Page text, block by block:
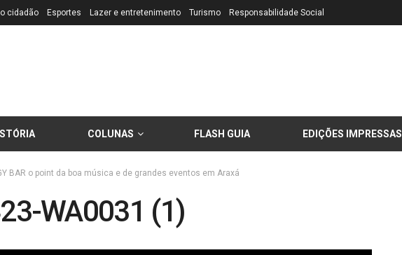
cidadão Esportes Lazer e entretenimento Turismo Responsabilidade Social
COLUNAS FLASH GUIA EDIÇÕES IMPRESSAS
BAR o point da boa música e de grandes eventos em Araxá
WA0031 (1)